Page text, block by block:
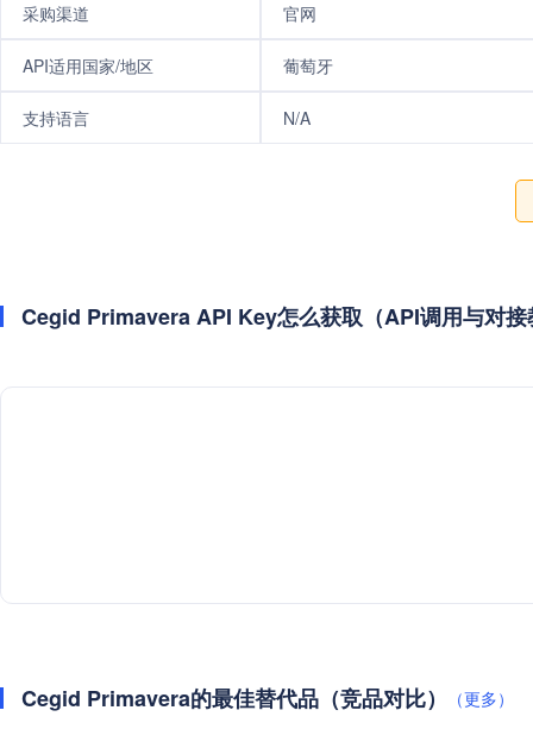
采购渠道 官网
API适用国家/地区 葡萄牙
支持语言 N/A
Cegid Primavera API Key怎么获取（API调用与对接
Cegid Primavera的最佳替代品（竞品对比） （更多）